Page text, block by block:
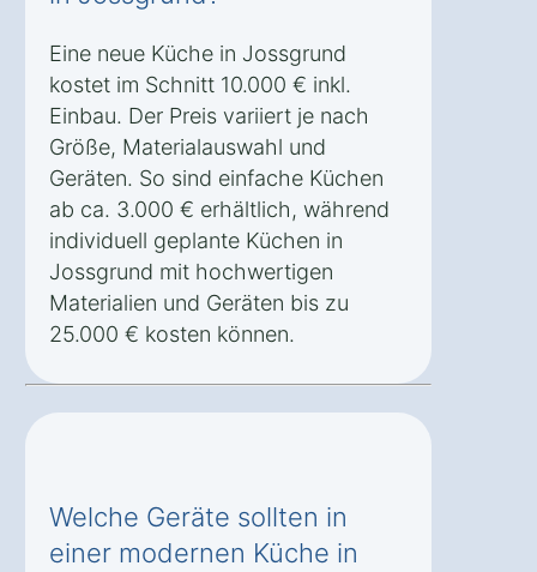
Eine neue Küche in Jossgrund
kostet im Schnitt 10.000 € inkl.
Einbau. Der Preis variiert je nach
Größe, Materialauswahl und
Geräten. So sind einfache Küchen
ab ca. 3.000 € erhältlich, während
individuell geplante Küchen in
Jossgrund mit hochwertigen
Materialien und Geräten bis zu
25.000 € kosten können.
Welche Geräte sollten in
einer modernen Küche in